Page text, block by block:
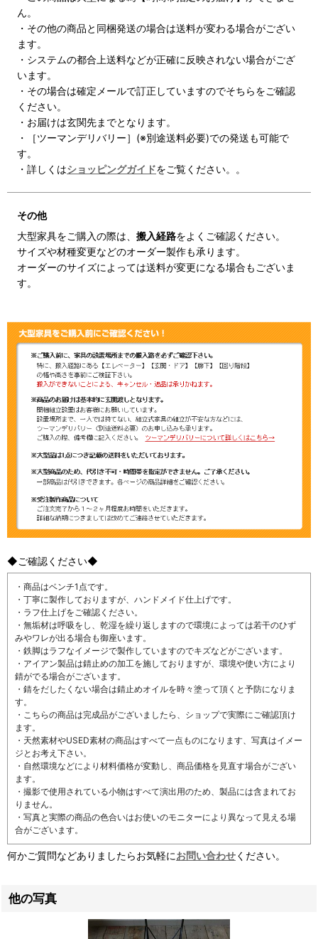
ん。
・その他の商品と同梱発送の場合は送料が変わる場合がござい
ます。
・システムの都合上送料などが正確に反映されない場合がござ
います。
・その場合は確定メールで訂正していますのでそちらをご確認
ください。
・お届けは玄関先までとなります。
・［ツーマンデリバリー］(※別途送料必要)での発送も可能で
す。
・詳しくはショッピングガイドをご覧ください。。
その他
大型家具をご購入の際は、搬入経路をよくご確認ください。
サイズや材種変更などのオーダー製作も承ります。
オーダーのサイズによっては送料が変更になる場合もございま
す。
◆ご確認ください◆
・商品はベンチ1点です。
・丁寧に製作しておりますが、ハンドメイド仕上げです。
・ラフ仕上げをご確認ください。
・無垢材は呼吸をし、乾湿を繰り返しますので環境によっては若干のひず
みやワレが出る場合も御座います。
・鉄脚はラフなイメージで製作していますのでキズなどがございます。
・アイアン製品は錆止めの加工を施しておりますが、環境や使い方により
錆がでる場合がございます。
・錆をだしたくない場合は錆止めオイルを時々塗って頂くと予防になりま
す。
・こちらの商品は完成品がございましたら、ショップで実際にご確認頂け
ます。
・天然素材やUSED素材の商品はすべて一点ものになります、写真はイメー
ジとお考え下さい。
・自然環境などにより材料価格が変動し、商品価格を見直す場合がござい
ます。
・撮影で使用されている小物はすべて演出用のため、製品には含まれてお
りません。
・写真と実際の商品の色合いはお使いのモニターにより異なって見える場
合がございます。
何かご質問などありましたらお気軽にお問い合わせください。
他の写真